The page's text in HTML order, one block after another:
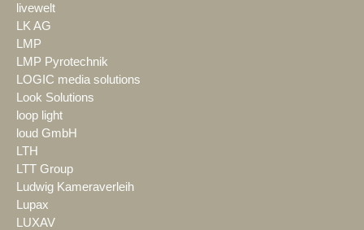
livewelt
LK AG
LMP
LMP Pyrotechnik
LOGIC media solutions
Look Solutions
loop light
loud GmbH
LTH
LTT Group
Ludwig Kameraverleih
Lupax
LUXAV